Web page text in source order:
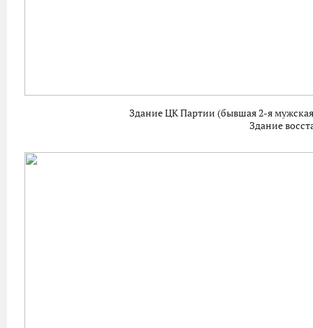
Здание ЦК Партии (бывшая 2-я
Здание